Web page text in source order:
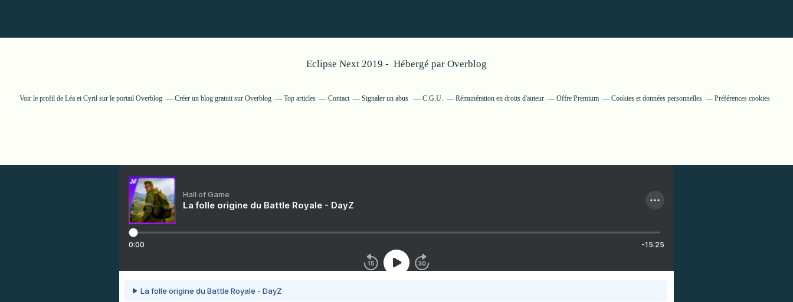
Eclipse Next 2019 - Hébergé par Overblog
Voir le profil de Léa et Cyril sur le portail Overblog Créer un blog gratuit sur Overblog Top articles Contact Signaler un abus C.G.U. Rémunération en droits d'auteur Offre Premium Cookies et données personnelles Préférences cookies
Hall of Game
La folle origine du Battle Royale - DayZ
0:00 -15:25
La folle origine du Battle Royale - DayZ